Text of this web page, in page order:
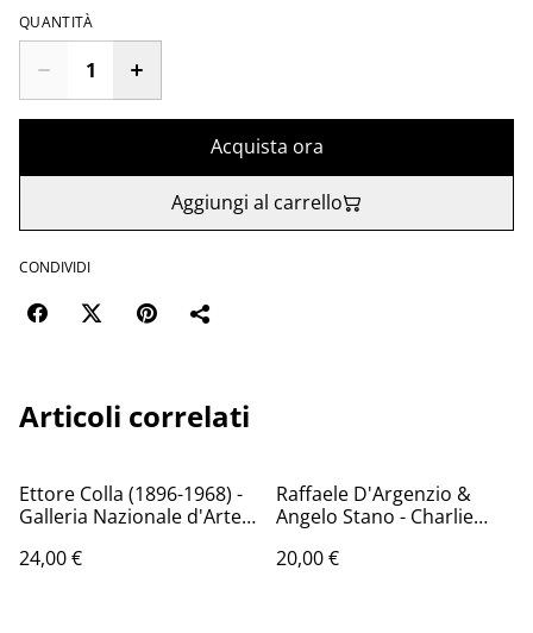
QUANTITÀ
Acquista ora
Aggiungi al carrello
CONDIVIDI
Articoli correlati
Ettore Colla (1896-1968) -
Galleria Nazionale d'Arte
24,00 €
Raffaele D'Argenzio &
Angelo Stano - Charlie
2019)
20,00 €